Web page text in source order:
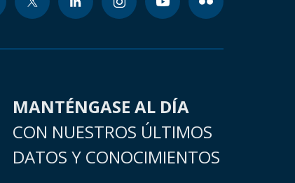
MANTÉNGASE AL DÍA
CON NUESTROS ÚLTIMOS
DATOS Y CONOCIMIENTOS